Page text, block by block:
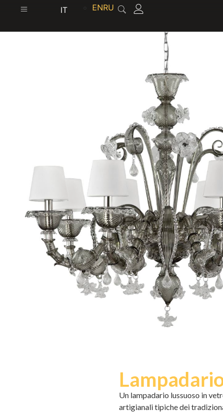
contenuto IT ENRU
Un lampadario lussuoso in
artigianali tipiche dei